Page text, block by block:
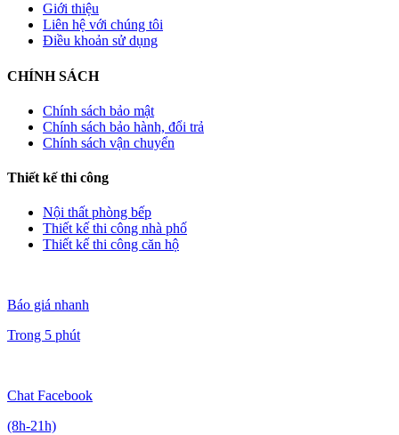
Giới thiệu
Liên hệ với chúng tôi
Điều khoản sử dụng
CHÍNH SÁCH
Chính sách bảo mật
Chính sách bảo hành, đổi trả
Chính sách vận chuyển
Thiết kế thi công
Nội thất phòng bếp
Thiết kế thi công nhà phố
Thiết kế thi công căn hộ
Báo giá nhanh
Trong 5 phút
Chat Facebook
(8h-21h)